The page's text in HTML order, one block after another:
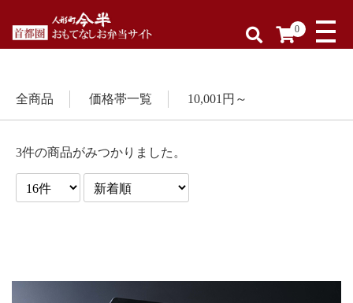
0
全商品 価格帯一覧 10,001円～
3件の商品がみつかりました。